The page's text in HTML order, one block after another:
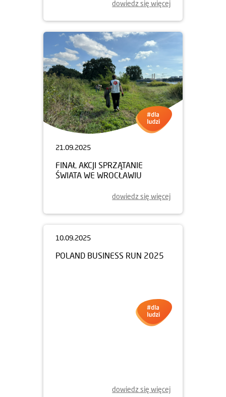
dowiedz się więcej
21.09.2025
FINAŁ AKCJI SPRZĄTANIE
ŚWIATA WE WROCŁAWIU
dowiedz się więcej
10.09.2025
POLAND BUSINESS RUN 2025
dowiedz się więcej